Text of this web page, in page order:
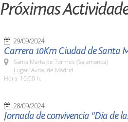
Próximas
29/09/2024
Carrera 10Km Ciudad de Santa
Santa Marta de Tormes (Salamanca)
Lugar: Avda. de Madrid
Hora: 10:00 h.
28/09/2024
Jornada de convivencia "Día de